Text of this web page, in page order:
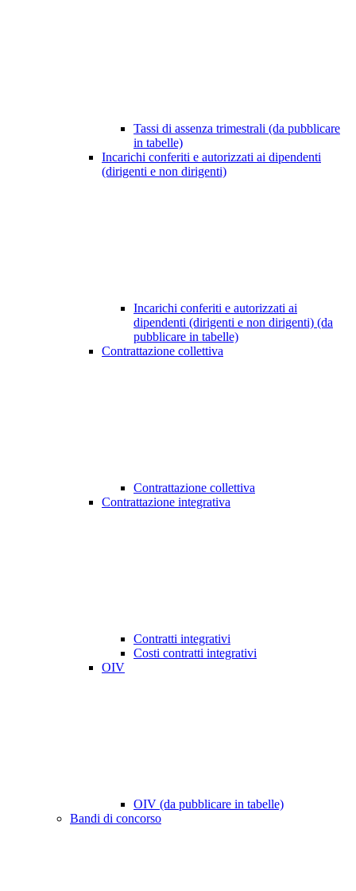
Tassi di assenza trimestrali (da pubblicare
in tabelle)
Incarichi conferiti e autorizzati ai dipendenti
(dirigenti e non dirigenti)
Incarichi conferiti e autorizzati ai
dipendenti (dirigenti e non dirigenti) (da
pubblicare in tabelle)
Contrattazione collettiva
Contrattazione collettiva
Contrattazione integrativa
Contratti integrativi
Costi contratti integrativi
OIV
OIV (da pubblicare in tabelle)
Bandi di concorso